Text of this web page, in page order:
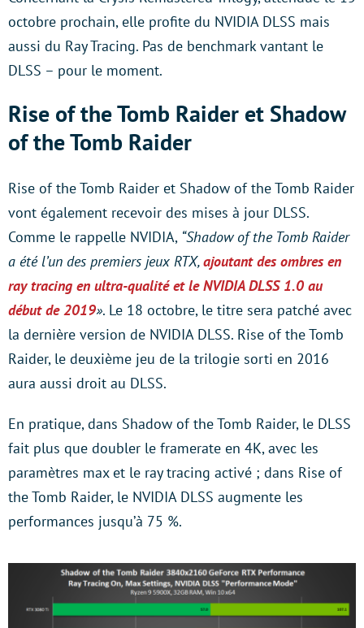
octobre prochain, elle profite du NVIDIA DLSS mais
aussi du Ray Tracing. Pas de benchmark vantant le
DLSS – pour le moment.
Rise of the Tomb Raider et Shadow
of the Tomb Raider
Rise of the Tomb Raider et Shadow of the Tomb Raider
vont également recevoir des mises à jour DLSS.
Comme le rappelle NVIDIA, “Shadow of the Tomb Raider
a été l’un des premiers jeux RTX,ajoutant des ombres en
ray tracing en ultra-qualité et le NVIDIA DLSS 1.0 au
début de 2019». Le 18 octobre, le titre sera patché avec
la dernière version de NVIDIA DLSS. Rise of the Tomb
Raider, le deuxième jeu de la trilogie sorti en 2016
aura aussi droit au DLSS.
En pratique, dans Shadow of the Tomb Raider, le DLSS
fait plus que doubler le framerate en 4K, avec les
paramètres max et le ray tracing activé ; dans Rise of
the Tomb Raider, le NVIDIA DLSS augmente les
performances jusqu’à 75 %.